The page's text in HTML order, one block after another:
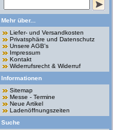
Mehr über...
Liefer- und Versandkosten
Privatsphäre und Datenschutz
Unsere AGB's
Impressum
Kontakt
Widerrufsrecht & Widerruf
Informationen
Sitemap
Messe - Termine
Neue Artikel
Ladenöffnungszeiten
Suche